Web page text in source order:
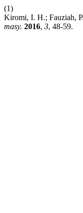
(1)
Kiromi, I. H.; Fauziah,
masy. 2016, 3, 48-59.